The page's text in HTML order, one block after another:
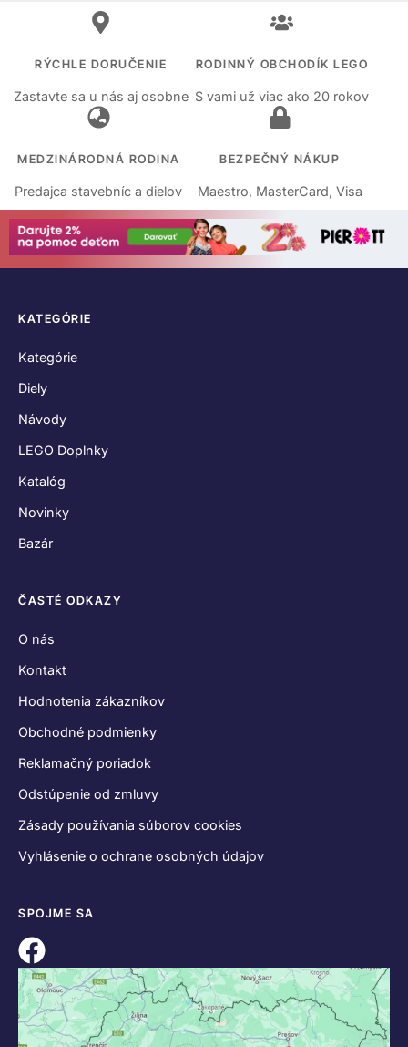
RÝCHLE DORUČENIE
Zastavte sa u nás aj osobne
RODINNÝ OBCHODÍK LEGO
S vami už viac ako 20 rokov
MEDZINÁRODNÁ RODINA
Predajca stavebníc a dielov
BEZPEČNÝ NÁKUP
Maestro, MasterCard, Visa
KATEGÓRIE
Kategórie
Diely
Návody
LEGO Doplnky
Katalóg
Novinky
Bazár
ČASTÉ ODKAZY
O nás
Kontakt
Hodnotenia zákazníkov
Obchodné podmienky
Reklamačný poriadok
Odstúpenie od zmluvy
Zásady používania súborov cookies
Vyhlásenie o ochrane osobných údajov
SPOJME SA